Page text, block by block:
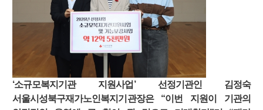
‘소규모복지기관 지원사업’ 선정기관인 김정숙
서울시성북구재가노인복지기관장은 “이번 지원이 기관의